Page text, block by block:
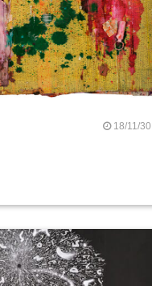
18/11/30